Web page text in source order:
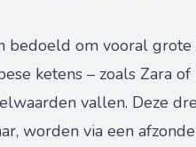
bedoeld om vooral
ketens – zoals Zara
vallen. Deze
worden via een